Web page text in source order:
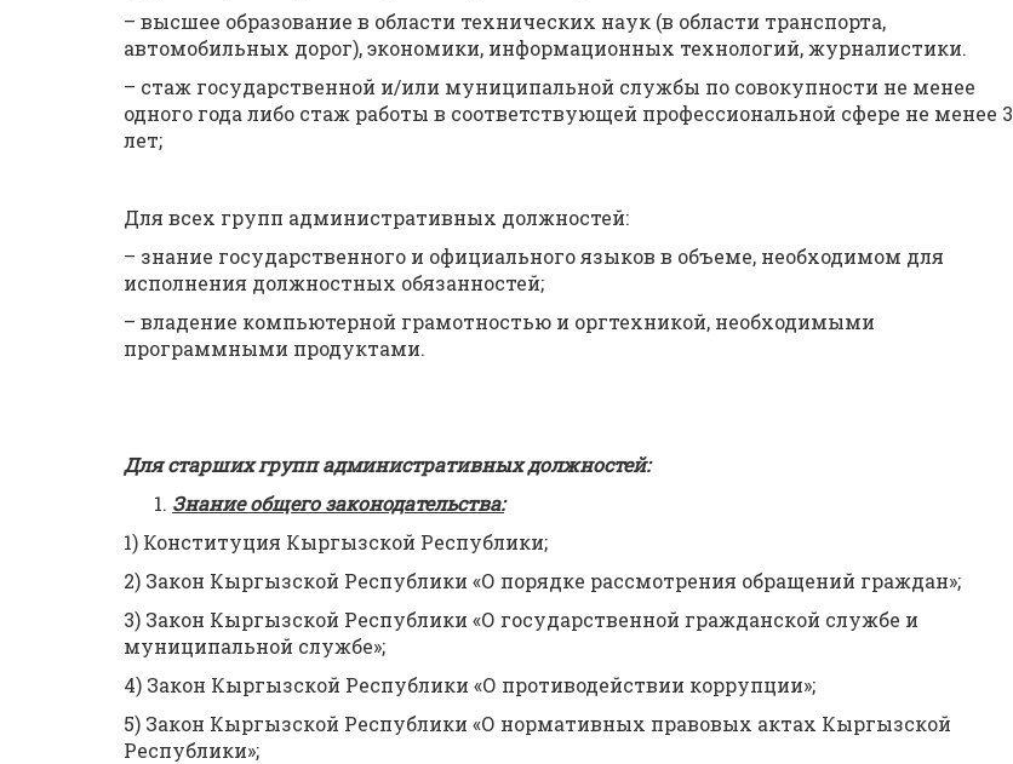
– высшее образование в области технических наук (в области транспорта,
автомобильных дорог), экономики, информационных технологий, журналистики.
– стаж государственной и/или муниципальной службы по совокупности не менее
одного года либо стаж работы в соответствующей профессиональной сфере не менее 3
лет;
Для всех групп административных должностей:
– знание государственного и официального языков в объеме, необходимом для
исполнения должностных обязанностей;
– владение компьютерной грамотностью и оргтехникой, необходимыми
программными продуктами.
Для старших групп административных должностей:
Знание общего законодательства:
1) Конституция Кыргызской Республики;
2) Закон Кыргызской Республики «О порядке рассмотрения обращений граждан»;
3) Закон Кыргызской Республики «О государственной гражданской службе и
муниципальной службе»;
4) Закон Кыргызской Республики «О противодействии коррупции»;
5) Закон Кыргызской Республики «О нормативных правовых актах Кыргызской
Республики»;